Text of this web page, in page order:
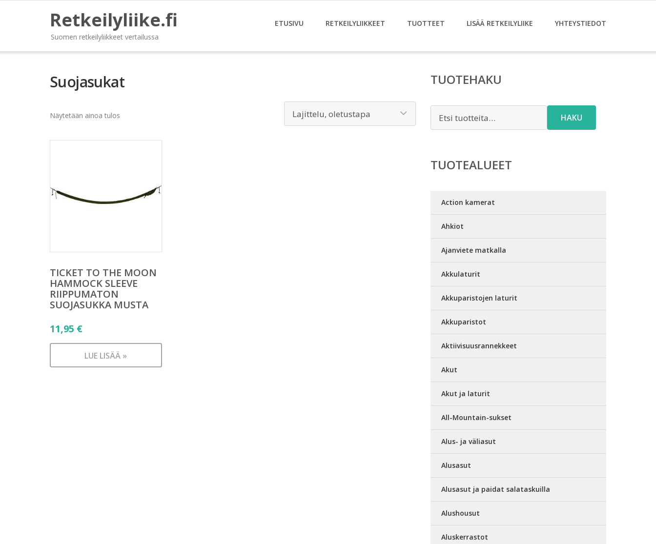
Retkeilyliike.fi
Suomen retkeilyliikkeet vertailussa
ETUSIVU RETKEILYLIIKKEET TUOTTEET LISÄÄ RETKEILYLIIKE YHTEYSTIEDOT
Suojasukat
Näytetään ainoa tulos
TICKET TO THE MOON
HAMMOCK SLEEVE
RIIPPUMATON
SUOJASUKKA MUSTA
11,95 €
LUE LISÄÄ »
TUOTEHAKU
HAKU
TUOTEALUEET
Action kamerat
Ahkiot
Ajanviete matkalla
Akkulaturit
Akkuparistojen laturit
Akkuparistot
Aktiivisuusrannekkeet
Akut
Akut ja laturit
All-Mountain-sukset
Alus- ja väliasut
Alusasut
Alusasut ja paidat salataskuilla
Alushousut
Aluskerrastot